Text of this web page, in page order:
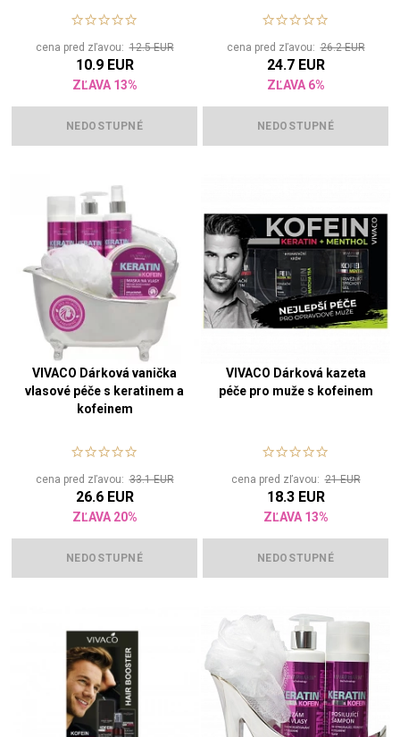
cena pred zľavou:12.5 EUR
10.9 EUR
ZĽAVA 13%
NEDOSTUPNÉ
cena pred zľavou:26.2 EUR
24.7 EUR
ZĽAVA 6%
NEDOSTUPNÉ
VIVACO Dárková vanička
vlasové péče s keratinem a
kofeinem
cena pred zľavou:33.1 EUR
26.6 EUR
ZĽAVA 20%
NEDOSTUPNÉ
VIVACO Dárková kazeta
péče pro muže s kofeinem
cena pred zľavou:21 EUR
18.3 EUR
ZĽAVA 13%
NEDOSTUPNÉ